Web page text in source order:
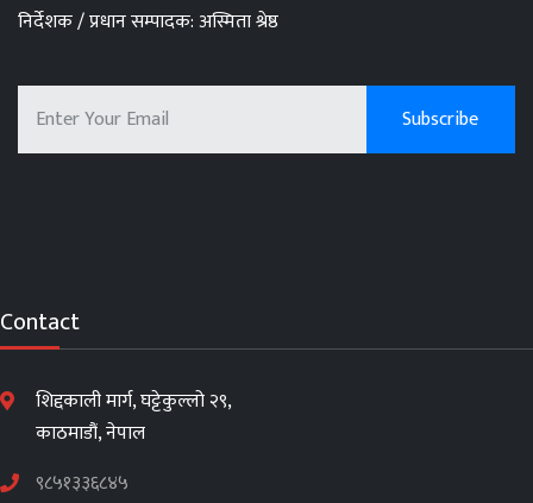
निर्देशक / प्रधान सम्पादक: अस्मिता श्रेष्ठ
Contact
शिद्दकाली मार्ग, घट्टेकुल्लो २९,
काठमाडौं, नेपाल
९८५१३३६८४५